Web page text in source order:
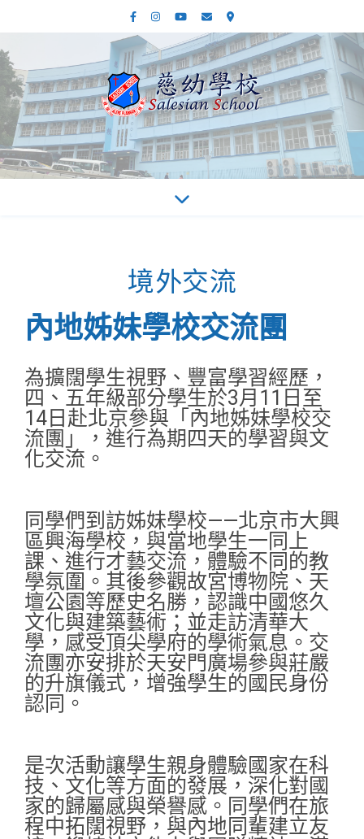
境外交流
內地姊妹學校交流團
為擴闊學生視野、豐富學習經歷，
四、五年級部分學生於3月11日至
14日赴北京參與「內地姊妹學校交
流團」，進行為期四天的學習與文
化交流。
同學們到訪姊妹學校——北京市大興
區興海學校，與當地學生一同上
課、進行才藝交流，體驗不同的教
學氛圍。其後參觀故宮博物院、天
壇公園等歷史名勝，認識中國悠久
文化與建築藝術；並走訪清華大
學，感受頂尖學府的學術氣息。交
流團亦安排於天安門廣場參與莊嚴
的升旗儀式，增強學生的國民身份
認同。
是次活動讓學生親身體驗國家在科
技、文化等方面的發展，深化對國
家的歸屬感與榮譽感。同學們在旅
程中拓闊視野，與內地同輩建立友